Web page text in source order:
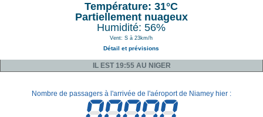
Température: 31°C
Partiellement nuageux
Humidité: 56%
Vent: S à 23km/h
Détail et prévisions
IL EST 19:55 AU NIGER
Nombre de passagers à l'arrivée de l'aéroport de Niamey hier :